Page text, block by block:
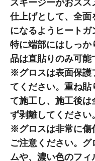
スキージーがおスス
仕上げとして、全
になるようヒートガ
特に端部にはしっ
品は直貼りのみ可能
※グロスは表面保護
てください。重ね貼
て施工し、施工後
ず剥離してください。
※グロスは非常に傷
ご注意ください。
ムや、濃い色のフ